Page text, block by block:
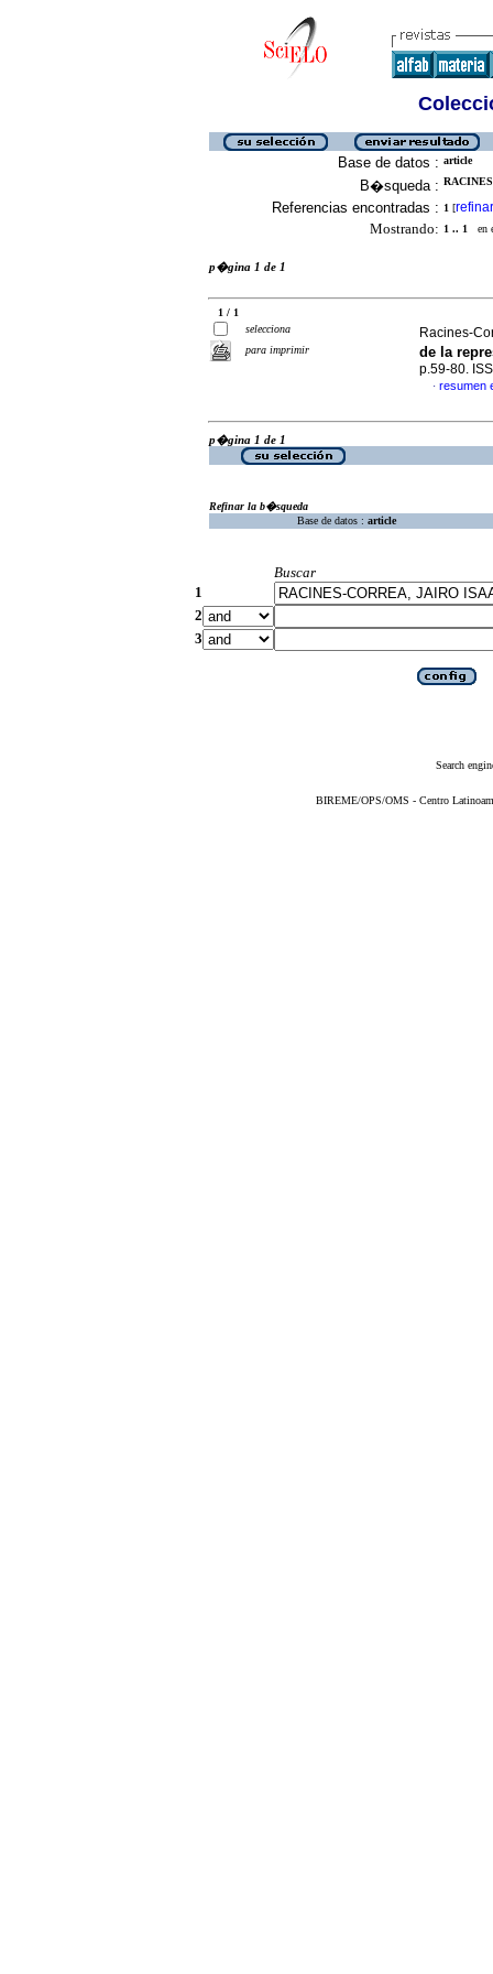
Base de datos : article
B�squeda :
Referencias encontradas : 1 [refinar
Mostrando: 1 .. 1 en
p�gina 1 de 1
1 / 1
selecciona
para imprimir
Racines-
de la
p.59-80.
· resumen
p�gina 1 de 1
Refinar la b�squeda
Base de datos : article
Buscar
1
2
3
Search
BIREME/OPS/OMS - Centro